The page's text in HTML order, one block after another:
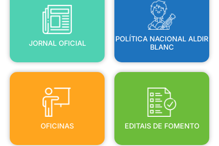
JORNAL OFICIAL
JORNAL OFICIAL
POLÍTICA NACIONAL ALDIR
BLANC
POLÍTICA NACIONAL ALDIR
BLANC
OFICINAS
OFICINAS
EDITAIS DE FOMENTO
EDITAIS DE FOMENTO